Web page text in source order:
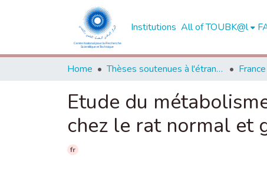
Institutions All of TOUBK@l
Home Thèses soutenues à l'étranger France
Etude du
chez le rat normal et
fr